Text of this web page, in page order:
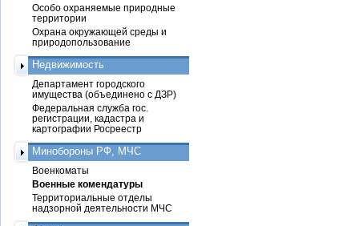
Особо охраняемые природные
территории
Охрана окружающей среды и
природопользование
Недвижимость
Департамент городского
имущества (объединено с ДЗР)
Федеральная служба гос.
регистрации, кадастра и
картографии Росреестр
Минобороны РФ, МЧС
Военкоматы
Военные комендатуры
Территориальные отделы
надзорной деятельности МЧС